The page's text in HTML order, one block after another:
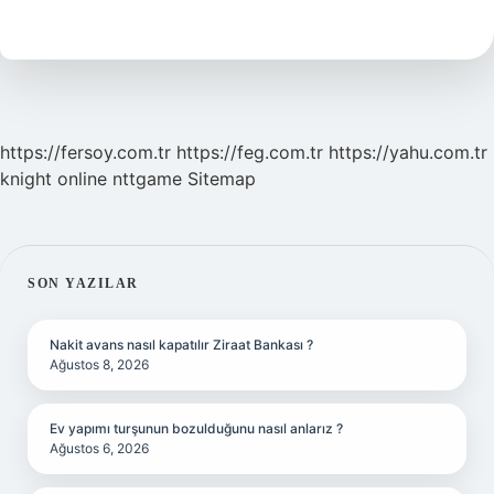
https://fersoy.com.tr https://feg.com.tr https://yahu.com.tr
knight online nttgame Sitemap
SIDEBAR
SON YAZILAR
Nakit avans nasıl kapatılır Ziraat Bankası ?
Ağustos 8, 2026
Ev yapımı turşunun bozulduğunu nasıl anlarız ?
Ağustos 6, 2026